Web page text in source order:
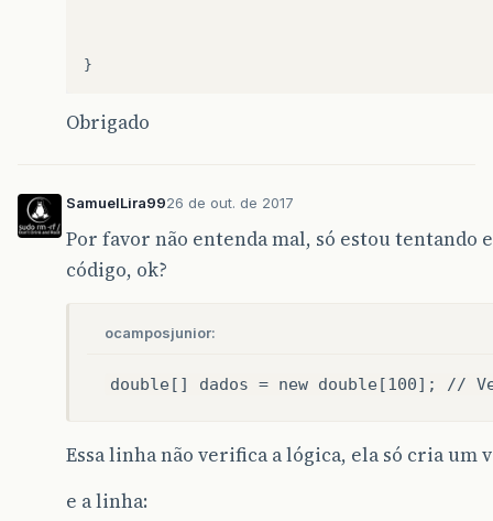
}
Obrigado
SamuelLira9926 de out. de 2017
Por favor não entenda mal, só estou tentando
código, ok?
ocamposjunior:
double[] dados = new double[100]; //
Essa linha não verifica a lógica, ela só cria um
e a linha: